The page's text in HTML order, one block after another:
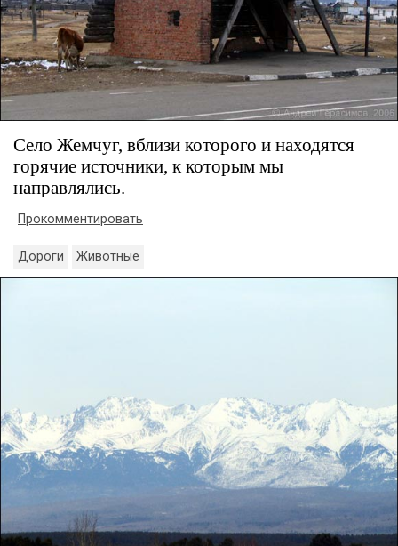
Село Жемчуг, вблизи которого и находятся
горячие источники, к которым мы
направлялись.
Прокомментировать
Дороги Животные